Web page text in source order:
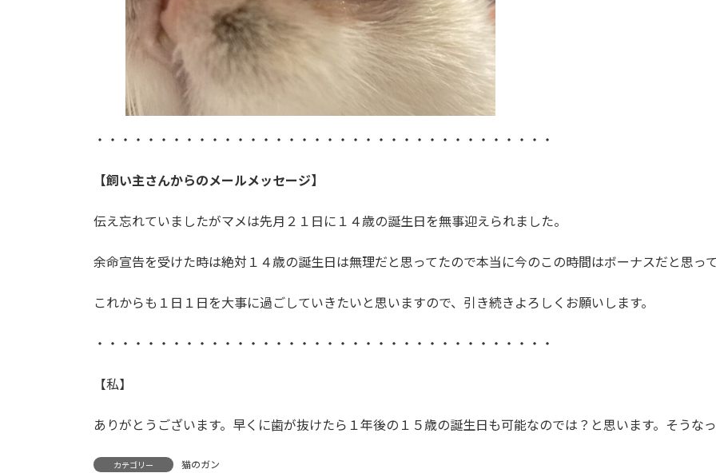
・・・・・・・・・・・・・・・・・・・・・・・・・・・・・・・・・・・・
【飼い主さんからのメールメッセージ】
伝え忘れていましたがマメは先月２１日に１４歳の誕生日を無事迎えられました。
余命宣告を受けた時は絶対１４歳の誕生日は無理だと思ってたので本当に今のこの時間はボーナスだと思って
これからも１日１日を大事に過ごしていきたいと思いますので、引き続きよろしくお願いします。
・・・・・・・・・・・・・・・・・・・・・・・・・・・・・・・・・・・・
【私】
ありがとうございます。早くに歯が抜けたら１年後の１５歳の誕生日も可能なのでは？と思います。そうな
カテゴリー 猫のガン